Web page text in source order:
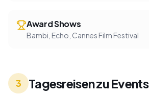
Award Shows
Bambi, Echo, Cannes Film Festival
3 Tagesreisen zu Events